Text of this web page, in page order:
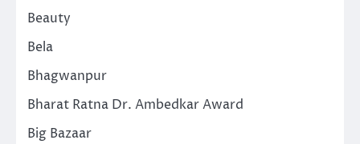
Beauty
Bela
Bhagwanpur
Bharat Ratna Dr. Ambedkar Award
Big Bazaar